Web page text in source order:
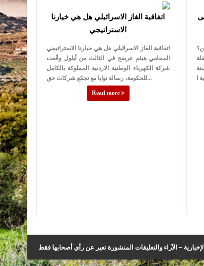
اتفاقية الغاز الاسرائيلي هل هي خيارنا
الاستراتيجي
اتفاقية الغاز الاسرائيلي هل هي خيارنا الاستراتيجي
المحامي هيثم عريفج في الثالث من أيلول وقّعت
شركة الكهرباء الوطنية الاردنية المملوكة بالكامل
للحكومة، رسالة نوايا مع تجمّع شركات حق...
Read more
رقم (11) السنة
– الآراء والتعليقات المنشورة تعبر عن رأي أصحابها فقط